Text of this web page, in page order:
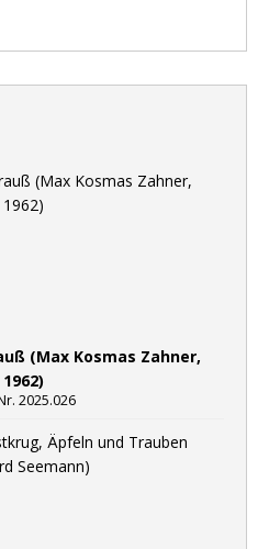
(Max Kosmas Zahner,
1962)
2025.026